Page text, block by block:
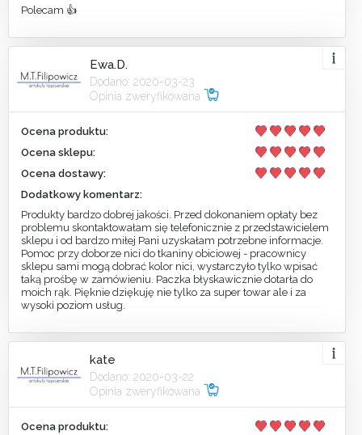
Polecam 👍
Ewa.D.
Dodano: 2020-03-23
Opinia zweryfikowana
Ocena produktu:
Ocena sklepu:
Ocena dostawy:
Dodatkowy komentarz:
Produkty bardzo dobrej jakości. Przed dokonaniem opłaty bez
problemu skontaktowałam się telefonicznie z przedstawicielem
sklepu i od bardzo miłej Pani uzyskałam potrzebne informacje.
Pomoc przy doborze nici do tkaniny obiciowej - pracownicy
sklepu sami mogą dobrać kolor nici, wystarczyło tylko wpisać
taką prośbę w zamówieniu. Paczka błyskawicznie dotarła do
moich rąk. Pięknie dziękuję nie tylko za super towar ale i za
wysoki poziom usług.
kate
Dodano: 2020-03-22
Opinia zweryfikowana
Ocena produktu: